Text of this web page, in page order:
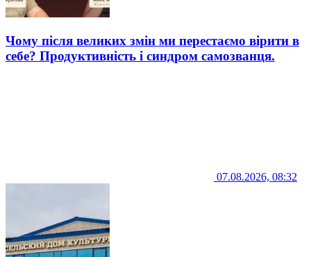
Чому після великих змін ми перестаємо вірити в
себе? Продуктивність і синдром самозванця.
07.08.2026, 08:32